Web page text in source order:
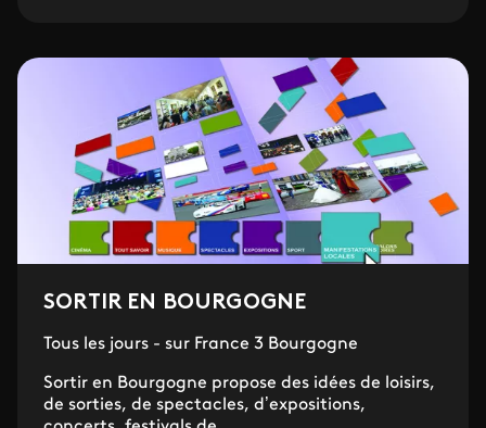
SORTIR EN BOURGOGNE
Tous les jours - sur France 3 Bourgogne
Sortir en Bourgogne propose des idées de loisirs,
de sorties, de spectacles, d’expositions,